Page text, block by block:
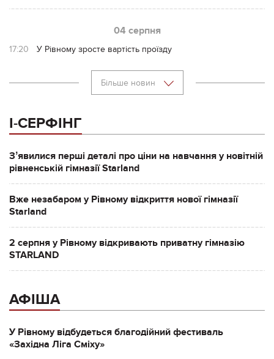
04 серпня
17:20 У Рівному зросте вартість проїзду
Більше новин
І-СЕРФІНГ
Зʼявилися перші деталі про ціни на навчання у новітній
рівненській гімназії Starland
Вже незабаром у Рівному відкриття нової гімназії
Starland
2 серпня у Рівному відкривають приватну гімназію
STARLAND
АФІША
У Рівному відбудеться благодійний фестиваль
«Західна Ліга Сміху»